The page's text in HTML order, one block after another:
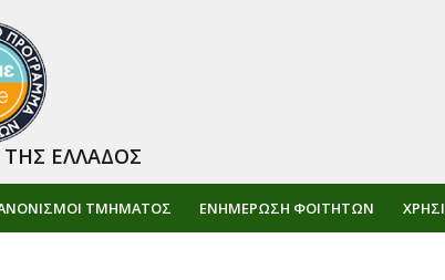
ΤΜΗΜΑΤΟΣ ΕΝΗΜΈΡΩΣΗ ΦΟΙΤΗΤΏΝ
ΕΛΛΑΔΟΣ